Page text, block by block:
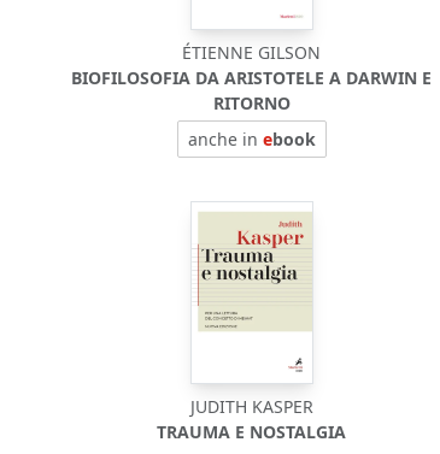
ÉTIENNE GILSON
BIOFILOSOFIA DA ARISTOTELE A DARWIN E
RITORNO
anche in ebook
JUDITH KASPER
TRAUMA E NOSTALGIA